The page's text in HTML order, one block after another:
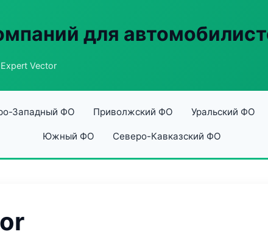
для
Vector
Западный ФО Приволжский ФО Уральский ФО
Южный ФО Северо-Кавказский ФО